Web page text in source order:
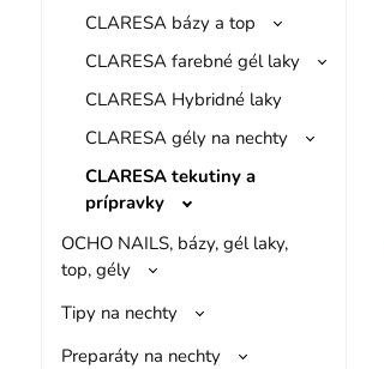
CLARESA bázy a top
CLARESA farebné gél laky
CLARESA Hybridné laky
CLARESA gély na nechty
CLARESA tekutiny a
prípravky
OCHO NAILS, bázy, gél laky,
top, gély
Tipy na nechty
Preparáty na nechty